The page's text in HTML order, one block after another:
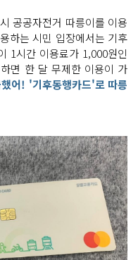
공공자전거 따릉이를 이용
하는 시민 입장에서는 기후
1시간 이용료가 1,000원인
면 한 달 무제한 이용이 가
어! '기후동행카드'로 따릉